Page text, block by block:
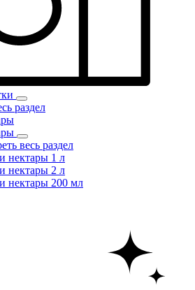
раздел
весь раздел
нектары 1 л
нектары 2 л
нектары 200 мл